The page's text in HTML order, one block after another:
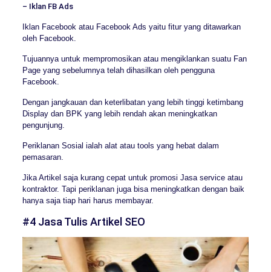
– Iklan FB Ads
Iklan Facebook atau Facebook Ads yaitu fitur yang ditawarkan
oleh Facebook.
Tujuannya untuk mempromosikan atau mengiklankan suatu Fan
Page yang sebelumnya telah dihasilkan oleh pengguna
Facebook.
Dengan jangkauan dan keterlibatan yang lebih tinggi ketimbang
Display dan BPK yang lebih rendah akan meningkatkan
pengunjung.
Periklanan Sosial ialah alat atau tools yang hebat dalam
pemasaran.
Jika Artikel saja kurang cepat untuk promosi Jasa service atau
kontraktor. Tapi periklanan juga bisa meningkatkan dengan baik
hanya saja tiap hari harus membayar.
#4 Jasa Tulis Artikel SEO